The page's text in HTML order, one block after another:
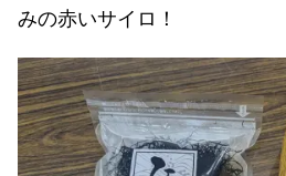
みの赤いサイロ！